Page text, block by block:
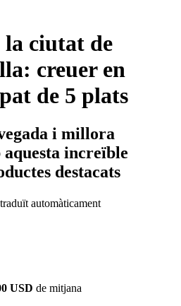
ciutat de
creuer en
de 5 plats
i millora
increïble
destacats
automàticament
USD de mitjana